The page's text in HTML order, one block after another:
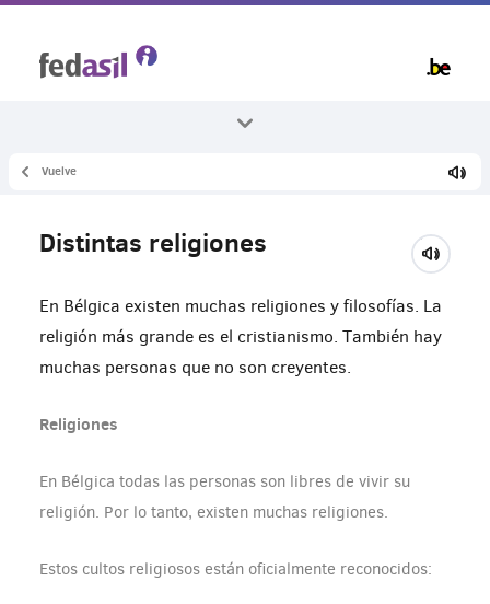
Todos los temas
Religion
Vuelve
Distintas religiones
En Bélgica existen muchas religiones y filosofías. La
religión más grande es el cristianismo. También hay
muchas personas que no son creyentes.
Religiones
En Bélgica todas las personas son libres de vivir su
religión. Por lo tanto, existen muchas religiones.
Estos cultos religiosos están oficialmente reconocidos: